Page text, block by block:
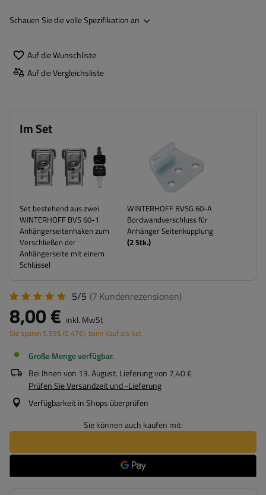
Schauen Sie die volle Spezifikation an
Auf die Wunschliste
Auf die Vergleichsliste
Im Set
Set bestehend aus zwei
WINTERHOFF BVS 60-1
Anhängerseitenhaken zum
Verschließen der
Anhängerseite mit einem
Schlüssel
WINTERHOFF BVSG 60-A
Bordwandverschluss für
Anhänger Seitenkupplung
(2Stk.)
5/5 (7 Kundenrezensionen)
8,00 € inkl. MwSt
Sie sparen 5.55%(0.47€), beim Kauf als Set.
Große Menge verfügbar
Bei Ihnen von 13. August. Lieferung von 7,40 €
Prüfen Sie Versandzeit und -Lieferung
Verfügbarkeit in Shops überprüfen
Sie können auch kaufen mit: